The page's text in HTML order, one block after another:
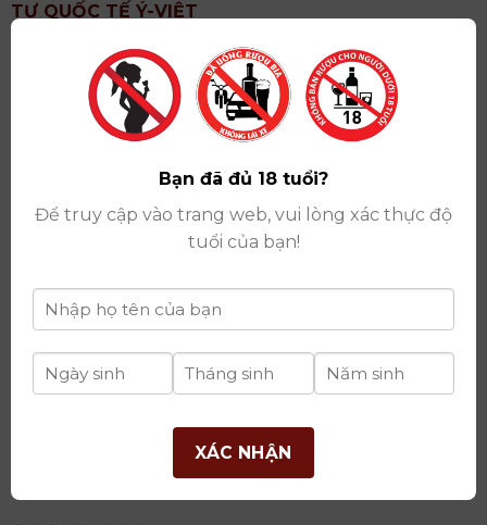
TƯ QUỐC TẾ Ý-VIỆT
: Khu 6, Xã Hoài Đức, Thành Phố Hà Nội
Showroom: Số 09 Phố Liễu Giai, Phường Ngọc Hà,
Thành Phố Hà Nội
Giấy ĐKKD số: 0102751615 do Sở Tài Chính Thành
Phố Hà Nội cấp lần đầu ngày 07/05/2008,đăng ký
thay đổi lần thứ 17 ngày 06/08/2025
Giấy phép Phân Phối Rượu số : 529/GP-BCT do Bộ
Công Thương cấp ngày 14/11/2022
Ngân hàng:Ngân hàng TMCP Đầu tư và phát triển
Việt Nam (BIDV)
tư quốc tế Ý-Việt
Tây Hồ, TP Hà Nội
THÔNG TIN
Bạn đã đủ 18 tuổi?
Để truy cập vào trang web, vui lòng xác thực độ
tuổi của bạn!
XÁC NHẬN